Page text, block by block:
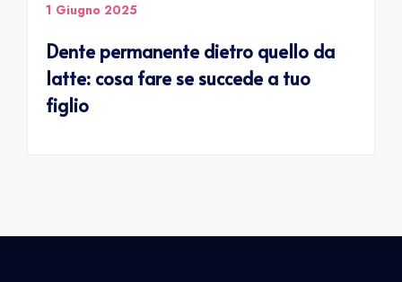
1 Giugno 2025
Dente permanente dietro quello da
latte: cosa fare se succede a tuo
figlio